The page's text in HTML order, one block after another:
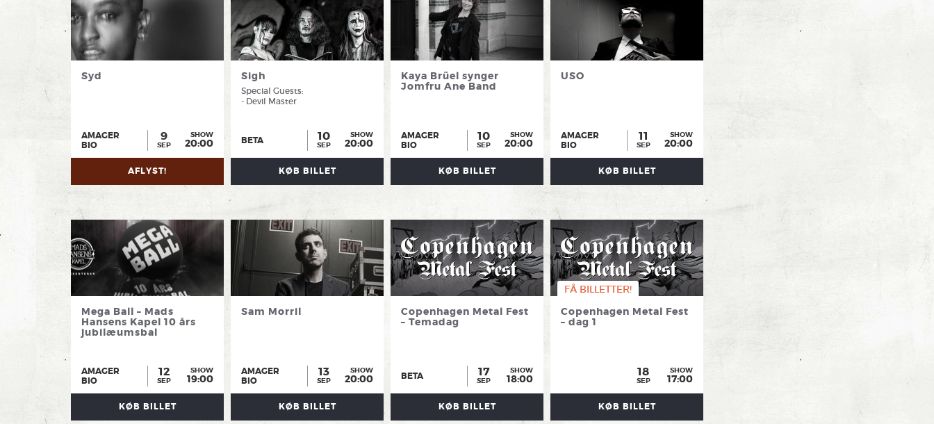
Syd
AMAGER
BIO
9
SEP
SHOW
20:00
AFLYST!
Sigh
Special Guests:
- Devil Master
BETA 10
SEP
SHOW
20:00
KØB BILLET
Kaya Brüel synger
Jomfru Ane Band
AMAGER
BIO
10
SEP
SHOW
20:00
KØB BILLET
USO
AMAGER
BIO
11
SEP
SHOW
20:00
KØB BILLET
Mega Ball – Mads
Hansens Kapel 10 års
jubilæumsbal
AMAGER
BIO
12
SEP
SHOW
19:00
KØB BILLET
Sam Morril
AMAGER
BIO
13
SEP
SHOW
20:00
KØB BILLET
Copenhagen Metal Fest
– Temadag
BETA 17
SEP
SHOW
18:00
KØB BILLET
FÅ BILLETTER!
Copenhagen Metal Fest
– dag 1
18
SEP
SHOW
17:00
KØB BILLET